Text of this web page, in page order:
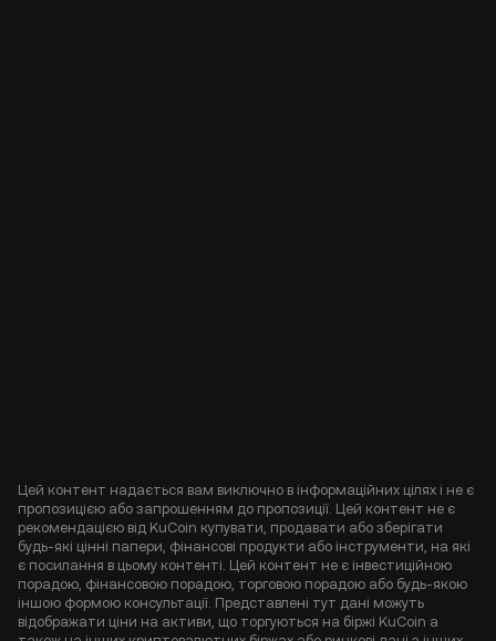
Цей контент надається вам виключно в інформаційних цілях і не є
пропозицією або запрошенням до пропозиції. Цей контент не є
рекомендацією від KuCoin купувати, продавати або зберігати
будь-які цінні папери, фінансові продукти або інструменти, на які
є посилання в цьому контенті. Цей контент не є інвестиційною
порадою, фінансовою порадою, торговою порадою або будь-якою
іншою формою консультації. Представлені тут дані можуть
відображати ціни на активи, що торгуються на біржі KuCoin а